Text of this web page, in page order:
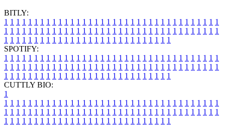
BITLY:
1 1 1 1 1 1 1 1 1 1 1 1 1 1 1 1 1 1 1 1 1 1 1 1 1 1 1 1 1 1 1 1 1 1 1 1
1 1 1 1 1 1 1 1 1 1 1 1 1 1 1 1 1 1 1 1 1 1 1 1 1 1 1 1 1 1 1 1 1 1 1 1
1 1 1 1 1 1 1 1 1 1 1 1 1 1 1 1 1 1 1 1 1 1 1 1 1 1 1 1
SPOTIFY:
1 1 1 1 1 1 1 1 1 1 1 1 1 1 1 1 1 1 1 1 1 1 1 1 1 1 1 1 1 1 1 1 1 1 1 1
1 1 1 1 1 1 1 1 1 1 1 1 1 1 1 1 1 1 1 1 1 1 1 1 1 1 1 1 1 1 1 1 1 1 1 1
1 1 1 1 1 1 1 1 1 1 1 1 1 1 1 1 1 1 1 1 1 1 1 1 1 1 1 1
CUTTLY BIO:
1
1 1 1 1 1 1 1 1 1 1 1 1 1 1 1 1 1 1 1 1 1 1 1 1 1 1 1 1 1 1 1 1 1 1 1 1
1 1 1 1 1 1 1 1 1 1 1 1 1 1 1 1 1 1 1 1 1 1 1 1 1 1 1 1 1 1 1 1 1 1 1 1
1 1 1 1 1 1 1 1 1 1 1 1 1 1 1 1 1 1 1 1 1 1 1 1 1 1 1 1